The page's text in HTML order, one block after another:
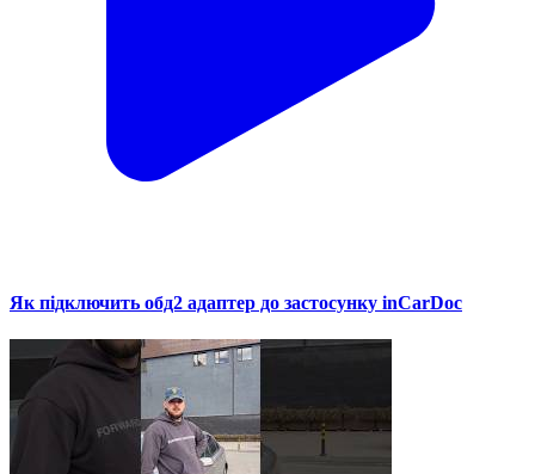
Як підключить обд2 адаптер до застосунку inCarDoc